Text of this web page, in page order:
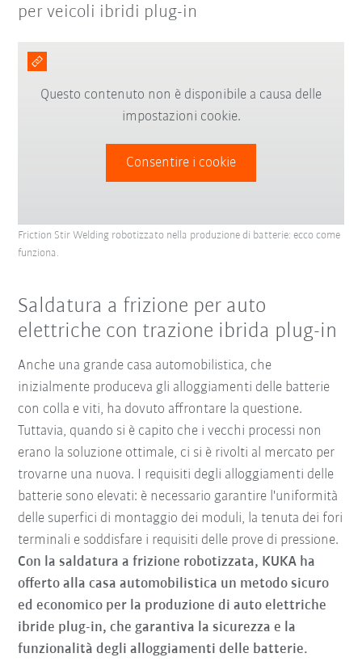
per veicoli ibridi plug-in
Questo contenuto non è disponibile a causa delle
impostazioni cookie.
Consentire i cookie
Friction Stir Welding robotizzato nella produzione di batterie: ecco come
funziona.
Saldatura a frizione per auto
elettriche con trazione ibrida plug-in
Anche una grande casa automobilistica, che
inizialmente produceva gli alloggiamenti delle batterie
con colla e viti, ha dovuto affrontare la questione.
Tuttavia, quando si è capito che i vecchi processi non
erano la soluzione ottimale, ci si è rivolti al mercato per
trovarne una nuova. I requisiti degli alloggiamenti delle
batterie sono elevati: è necessario garantire l'uniformità
delle superfici di montaggio dei moduli, la tenuta dei fori
terminali e soddisfare i requisiti delle prove di pressione.
Con la saldatura a frizione robotizzata, KUKA ha
offerto alla casa automobilistica un metodo sicuro
ed economico per la produzione di auto elettriche
ibride plug-in, che garantiva la sicurezza e la
funzionalità degli alloggiamenti delle batterie.